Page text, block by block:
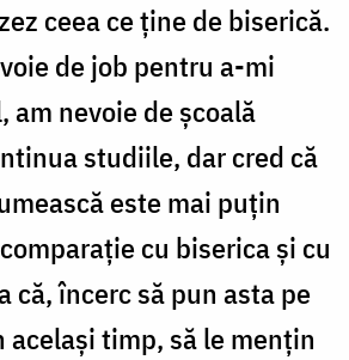
ceea ce ține de biserică.
de job pentru a-mi
am nevoie de școală
studiile, dar cred că
este mai puțin
cu biserica și cu
că, încerc să pun asta pe
același timp, să le mențin